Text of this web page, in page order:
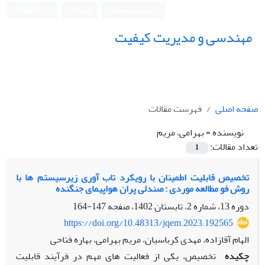
مهندسی و مدیریت کیفیت
صفحه اصلی
فهرست مقالات
نویسنده =بهرامی، مریم
تعداد مقالات:
1
تخصیص قابلیت اطمینان با رویکرد تاب آوری زیرسیستم ها با
روش فو مطالعه موردی : صندلی پران هواپیمای جنگنده
دوره 13، شماره 2، تابستان 1402، صفحه
147-164
https://doi.org/10.48313/jqem.2023.192565
الهام آقازاده، مهدی کرباسیان، مریم بهرامی، بهاره فتاحی
چکیده تخصیص، یکی از فعالیت های مهم در فرآیند قابلیت